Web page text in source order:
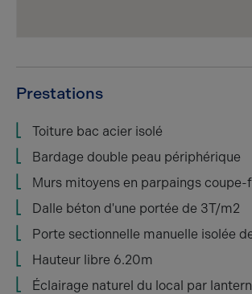
Prestations
Toiture bac acier isolé
Bardage double peau périphérique
Murs mitoyens en parpaings coupe-
Dalle béton d'une portée de 3T/m2
Porte sectionnelle manuelle isolée
Hauteur libre 6.20m
Éclairage naturel du local par